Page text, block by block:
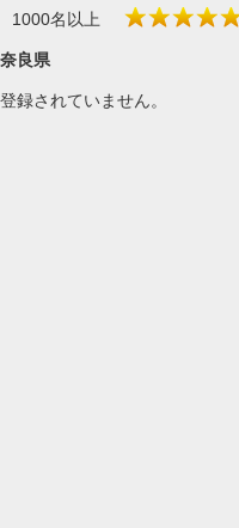
1000名以上
奈良県
登録されていません。